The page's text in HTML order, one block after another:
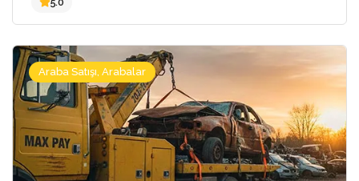
5.0
Araba Satışı, Arabalar